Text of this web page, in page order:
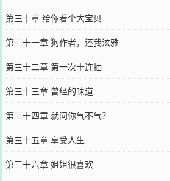
第三十章 给你看个大宝贝
第三十一章 狗作者，还我泫雅
第三十二章 第一次十连抽
第三十三章 曾经的味道
第三十四章 就问你气不气？
第三十五章 享受人生
第三十六章 姐姐很喜欢